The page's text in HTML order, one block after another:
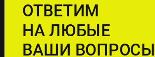
ОТВЕТИМ
НА ЛЮБЫЕ
ВАШИ ВОПРОСЫ